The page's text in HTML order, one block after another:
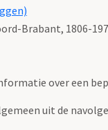
Brabant, 1806-
over een
uit de